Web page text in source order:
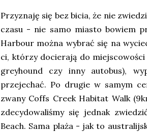
Przyznaję się bez bicia, że nie
czasu - nie samo miasto bowiem
Harbour można wybrać się na
ci, którzy docierają do
greyhound czy inny autobus),
przejechać. Po drugie w samym
zwany Coffs Creek Habitat Walk
zdecydowaliśmy się jednak
Beach. Sama plaża - jak to